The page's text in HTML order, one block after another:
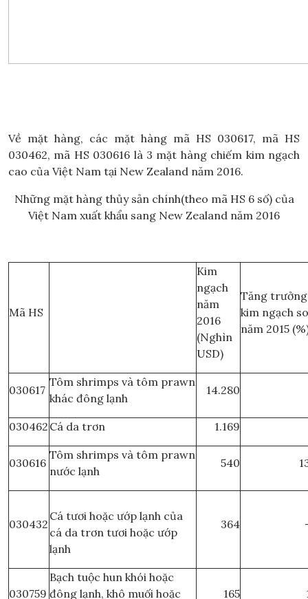
Về mặt hàng, các mặt hàng mã HS 030617, mã HS
030462, mã HS 030616 là 3 mặt hàng chiếm kim ngạch
cao của Việt Nam tại New Zealand năm 2016.
Những mặt hàng thủy sản chính(theo mã HS 6 số) của
Việt Nam xuất khẩu sang New Zealand năm 2016
Mã HS
Kim
ngạch
năm
2016
(Nghìn
USD)
Tăng
kim ngạch
năm 2015
030617
Tôm shrimps và tôm prawn
khác đông lạnh
14.280
030462 Cá da trơn 1.169
030616
Tôm shrimps và tôm prawn
nước lạnh
540
030432
Cá tươi hoặc ướp lạnh của
cá da trơn tươi hoặc ướp
lạnh
364
030759
Bạch tuộc hun khói hoặc
đông lạnh, khô muối hoặc
165